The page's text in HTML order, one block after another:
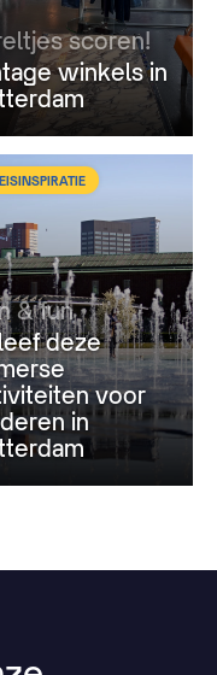
scoren!
winkels in
& fun
deze
voor
in